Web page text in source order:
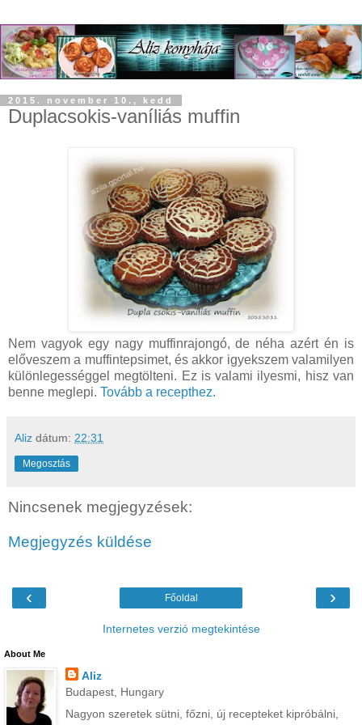
2015. november 10., kedd
Duplacsokis-vaníliás muffin
Nem vagyok egy nagy muffinrajongó, de néha azért én is
előveszem a muffintepsimet, és akkor igyekszem valamilyen
különlegességgel megtölteni. Ez is valami ilyesmi, hisz van
benne meglepi. Tovább a recepthez.
Aliz dátum: 22:31
Megosztás
Nincsenek megjegyzések:
Megjegyzés küldése
‹ ›
Főoldal
Internetes verzió megtekintése
About Me
Aliz
Budapest, Hungary
Nagyon szeretek sütni, főzni, új recepteket kipróbálni,